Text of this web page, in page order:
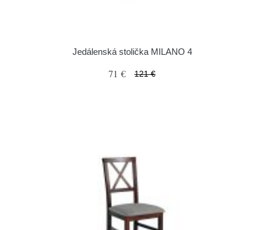
Jedálenská stolička MILANO 4
71 € 121 €